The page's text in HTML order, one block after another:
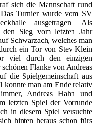
sich die Mannschaft rund
Turnier wurde vom SV
ausgetragen. Als
Sieg vom letzten Jahr
Schwarzach, welches man
ein Tor von Stev Klein
viel durch den einzigen
Flanke von Andreas
die Spielgemeinschaft aus
konnte man am Ende relativ
Andreas Hahn und
letzten Spiel der Vorrunde
in diesem Spiel versuchte
hinten heraus schon fürs